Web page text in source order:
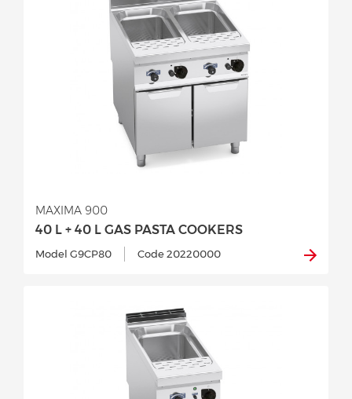
40 L + 40 L GAS PASTA COOKERS
MAXIMA 900
Model G9CP80 Code 20220000